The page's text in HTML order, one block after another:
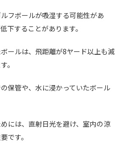
フボールが吸湿する可能性があ
下することがあります。
ールは、飛距離が8ヤード以上も減
。
保管や、水に浸かっていたボール
には、直射日光を避け、室内の涼
です。